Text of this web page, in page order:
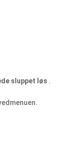
sluppet løs .